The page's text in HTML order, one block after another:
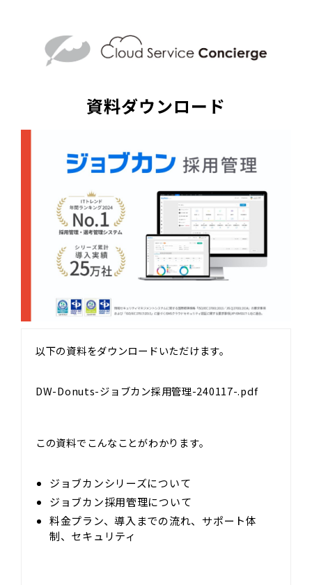
資料ダウンロード
以下の資料をダウンロードいただけます。
DW-Donuts-ジョブカン採用管理-240117-.pdf
この資料でこんなことがわかります。
ジョブカンシリーズについて
ジョブカン採用管理について
料金プラン、導入までの流れ、サポート体
制、セキュリティ